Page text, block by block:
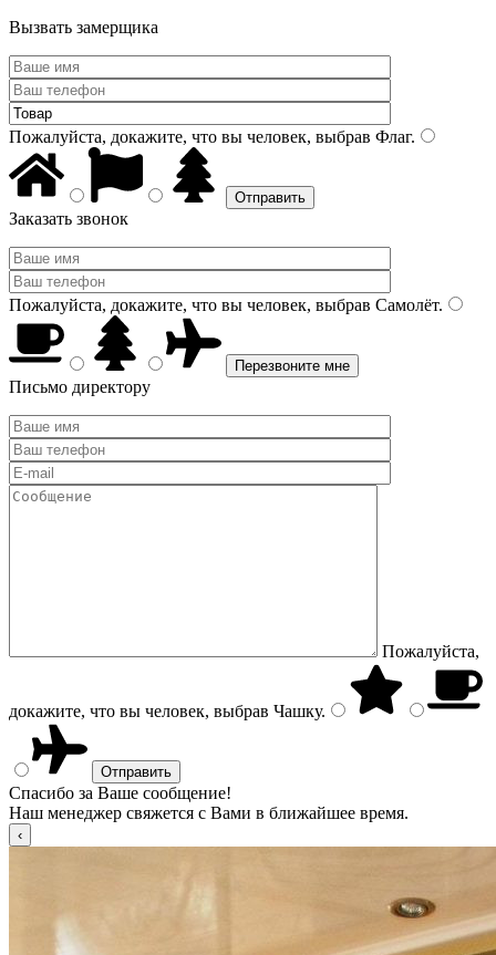
Вызвать замерщика
Пожалуйста, докажите, что вы человек, выбрав Флаг.
Заказать звонок
Пожалуйста, докажите, что вы человек, выбрав Самолёт.
Письмо директору
Пожалуйста,
докажите, что вы человек, выбрав Чашку.
Спасибо за Ваше сообщение!
Наш менеджер свяжется с Вами в ближайшее время.